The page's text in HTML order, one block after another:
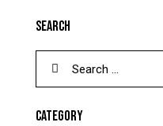
SEARCH
CATEGORY